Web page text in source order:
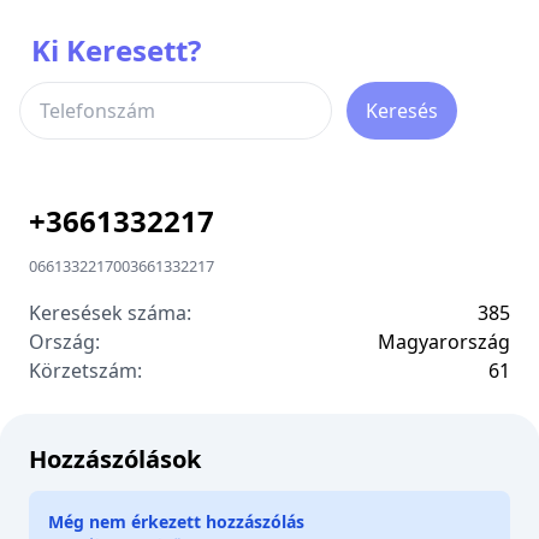
Ki Keresett?
Keresés
+3661332217
0661332217003661332217
Keresések száma:
385
Ország:
Magyarország
Körzetszám:
61
Hozzászólások
Még nem érkezett hozzászólás